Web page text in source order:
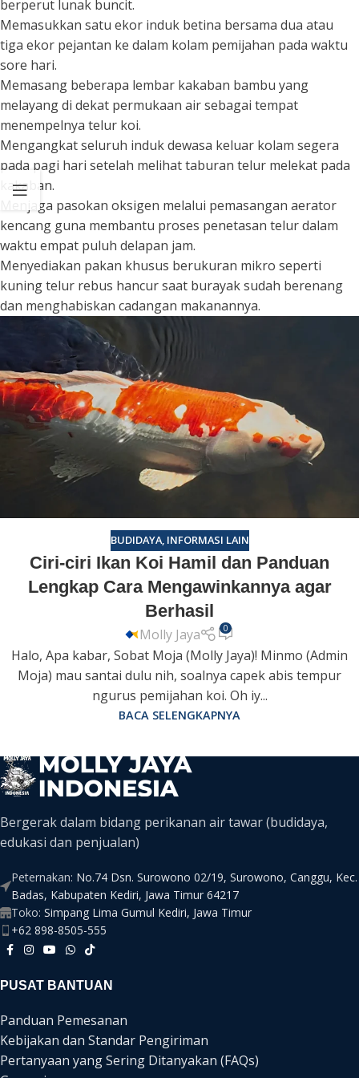
berperut lunak buncit.
Memasukkan satu ekor induk betina bersama dua atau
tiga ekor pejantan ke dalam kolam pemijahan pada waktu
sore hari.
Memasang beberapa lembar kakaban bambu yang
melayang di dekat permukaan air sebagai tempat
menempelnya telur koi.
Mengangkat seluruh induk dewasa keluar kolam segera
pada pagi hari setelah melihat taburan telur melekat pada
kakaban.
Menjaga pasokan oksigen melalui pemasangan aerator
kencang guna membantu proses penetasan telur dalam
waktu empat puluh delapan jam.
Menyediakan pakan khusus berukuran mikro seperti
kuning telur rebus hancur saat burayak sudah berenang
dan menghabiskan cadangan makanannya.
BUDIDAYA, INFORMASI LAIN
Ciri-ciri Ikan Koi Hamil dan Panduan
Lengkap Cara Mengawinkannya agar
Berhasil
Molly Jaya 0
Halo, Apa kabar, Sobat Moja (Molly Jaya)! Minmo (Admin
Moja) mau santai dulu nih, soalnya capek abis tempur
ngurus pemijahan koi. Oh iy...
BACA SELENGKAPNYA
Bergerak dalam bidang perikanan air tawar (budidaya,
edukasi dan penjualan)
Peternakan: No.74 Dsn. Surowono 02/19, Surowono, Canggu, Kec.
Badas, Kabupaten Kediri, Jawa Timur 64217
Toko: Simpang Lima Gumul Kediri, Jawa Timur
+62 898-8505-555
PUSAT BANTUAN
Panduan Pemesanan
Kebijakan dan Standar Pengiriman
Pertanyaan yang Sering Ditanyakan (FAQs)